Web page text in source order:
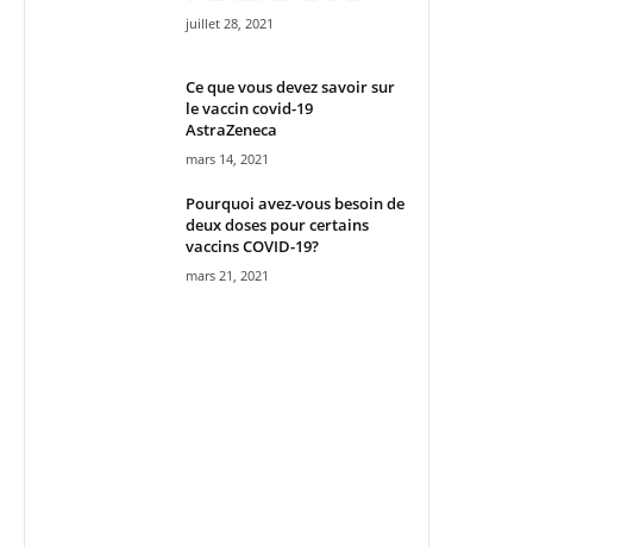
juillet 28, 2021
Ce que vous devez savoir sur
le vaccin covid-19
AstraZeneca
mars 14, 2021
Pourquoi avez-vous besoin de
deux doses pour certains
vaccins COVID-19?
mars 21, 2021